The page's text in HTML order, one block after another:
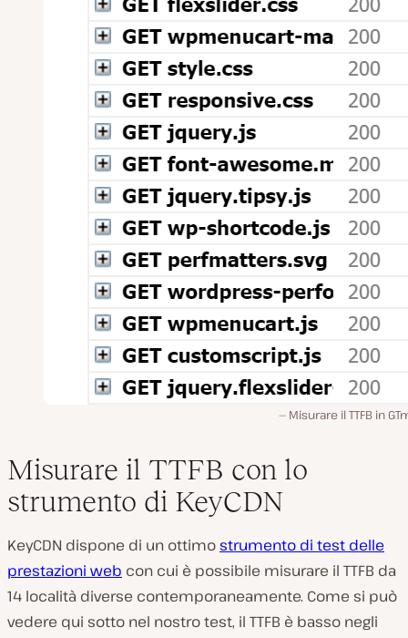
Misurare il TTFB in
Misurare il TTFB con lo
strumento di KeyCDN
KeyCDN dispone di un ottimostrumento di test delle
prestazioni web con cui è possibile misurare il TTFB da
14 località diverse contemporaneamente. Come si può
vedere qui sotto nel nostro test, il TTFB è basso negli